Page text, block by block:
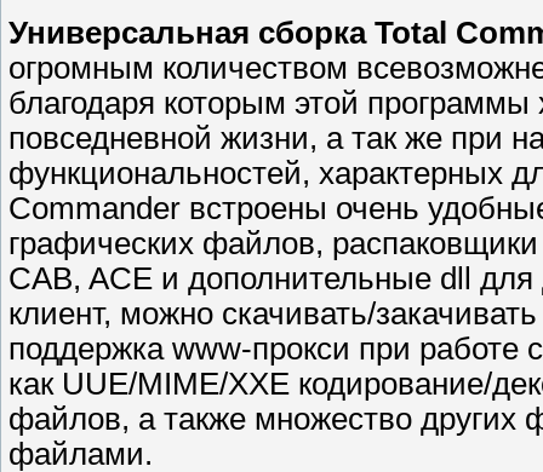
Универсальная сборка Total
огромным количеством
благодаря которым этой
повседневной жизни, а так же при
функциональностей, характерных
Commander встроены очень
графических файлов,
CAB, ACE и дополнительные dll
клиент, можно скачивать/
поддержка www-прокси при
как UUE/MIME/XXE кодирование/
файлов, а также множество других
файлами.